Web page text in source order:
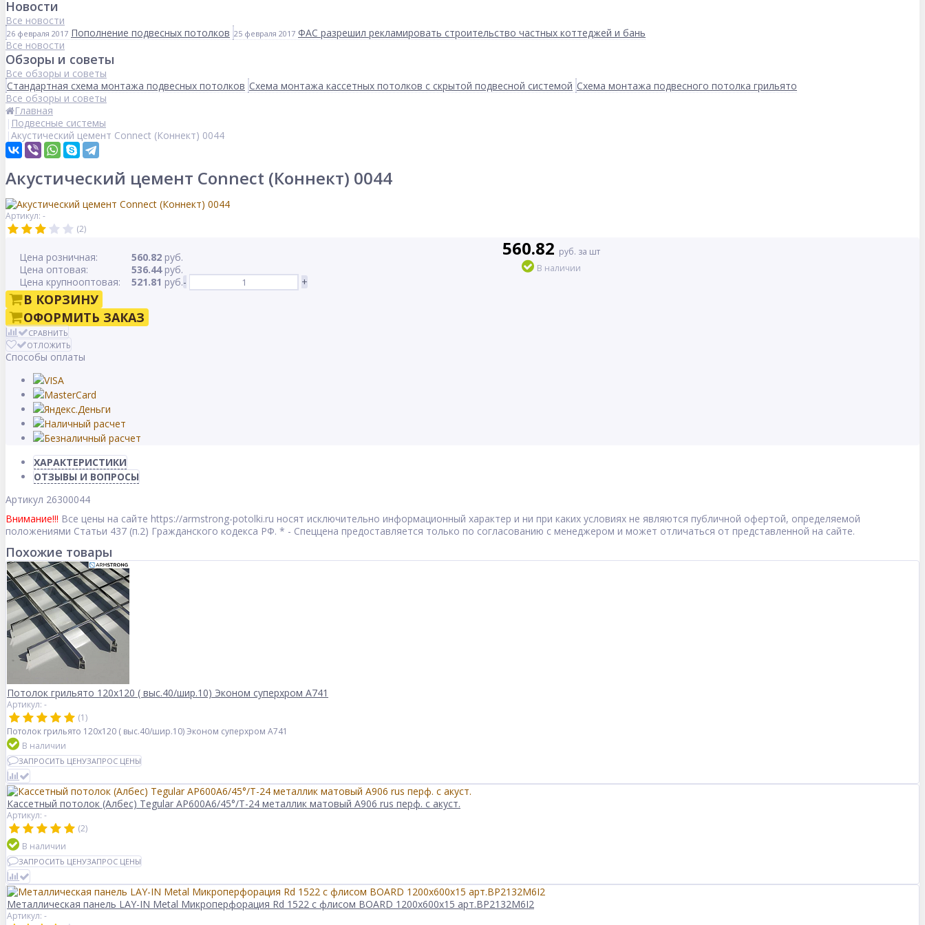
Новости
Все новости
26 февраля 2017 Пополнение подвесных потолков 25 февраля 2017 ФАС разрешил рекламировать строительство частных коттеджей и бань
Все новости
Обзоры и советы
Все обзоры и советы
Стандартная схема монтажа подвесных потолков Схема монтажа кассетных потолков с скрытой подвесной системой Схема монтажа подвесного потолка грильято
Все обзоры и советы
Главная
Подвесные системы
Акустический цемент Connect (Коннект) 0044
Акустический цемент Connect (Коннект) 0044
Артикул: -
(2)
Цена розничная: 560.82 руб.
Цена оптовая:
536.44руб.
Цена крупнооптовая:
521.81 руб.
560.82 руб. за шт
В наличии
- +
В КОРЗИНУ
ОФОРМИТЬ ЗАКАЗ
СРАВНИТЬ
ОТЛОЖИТЬ
Способы оплаты
ХАРАКТЕРИСТИКИ
ОТЗЫВЫ И ВОПРОСЫ
Артикул 26300044
Внимание!!! Все цены на сайте https://armstrong-potolki.ru носят исключительно информационный характер и ни при каких условиях не являются публичной офертой, определяемой
положениями Статьи 437 (п.2) Гражданского кодекса РФ. * - Спеццена предоставляется только по согласованию с менеджером и может отличаться от представленной на сайте.
Похожие товары
Потолок грильято 120х120 ( выс.40/шир.10) Эконом суперхром А741
Артикул: -
(1)
Потолок грильято 120х120 ( выс.40/шир.10) Эконом суперхром А741
В наличии
ЗАПРОСИТЬ ЦЕНУЗАПРОС ЦЕНЫ
Кассетный потолок (Албес) Tegular AP600A6/45°/Т-24 металлик матовый А906 rus перф. с акуст.
Артикул: -
(2)
В наличии
ЗАПРОСИТЬ ЦЕНУЗАПРОС ЦЕНЫ
Металлическая панель LAY-IN Metal Микроперфорация Rd 1522 с флисом BOARD 1200x600x15 арт.BP2132M6I2
Артикул: -